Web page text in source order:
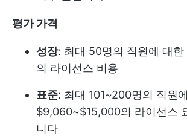
평가 가격
성장: 최대 50명의 직원에 대
의 라이선스 비용
표준: 최대 101~200명의 직원
$9,060~$15,000의 라이선스
니다